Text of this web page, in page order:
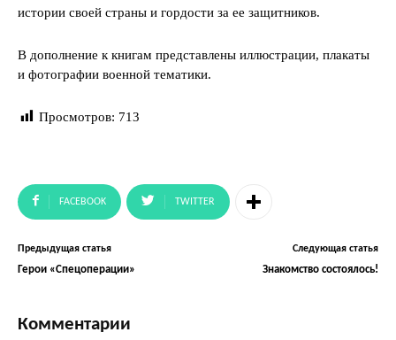
истории своей страны и гордости за ее защитников.
В дополнение к книгам представлены иллюстрации, плакаты
и фотографии военной тематики.
Просмотров: 713
FACEBOOK TWITTER
Предыдущая статья
Герои «Спецоперации»
Следующая статья
Знакомство состоялось!
Комментарии